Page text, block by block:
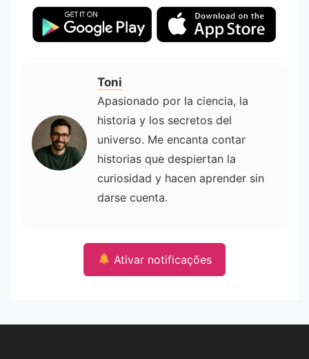
Toni
Apasionado por la ciencia, la
historia y los secretos del
universo. Me encanta contar
historias que despiertan la
curiosidad y hacen aprender sin
darse cuenta.
Ativar notificações